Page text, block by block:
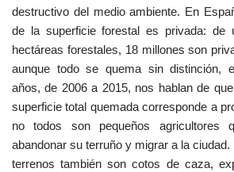
destructivo del medio ambiente. En
de la superficie forestal es privada: de
hectáreas forestales, 18 millones son
aunque todo se quema sin distinción,
años, de 2006 a 2015, nos hablan de
superficie total quemada corresponde a
no todos son pequeños agricultores
abandonar su terruño y migrar a la
terrenos también son cotos de caza,